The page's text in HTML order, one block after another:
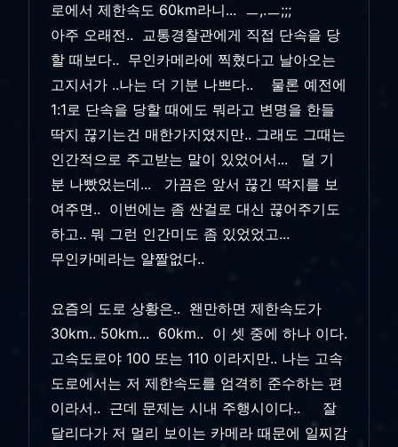
로에서 제한속도 60km라니... ㅡ,.ㅡ;;;
아주 오래전.. 교통경찰관에게 직접 단속을 당
할 때보다.. 무인카메라에 찍혔다고 날아오는
고지서가 ..나는 더 기분 나쁘다.. 물론 예전에
1:1로 단속을 당할 때에도 뭐라고 변명을 한들
딱지 끊기는건 매한가지였지만.. 그래도 그때는
인간적으로 주고받는 말이 있었어서... 덜 기
분 나빴었는데... 가끔은 앞서 끊긴 딱지를 보
여주면.. 이번에는 좀 싼걸로 대신 끊어주기도
하고.. 뭐 그런 인간미도 좀 있었었고...
무인카메라는 얄짤없다..
요즘의 도로 상황은.. 왠만하면 제한속도가
30km.. 50km... 60km.. 이 셋 중에 하나 이다.
고속도로야 100 또는 110 이라지만.. 나는 고속
도로에서는 저 제한속도를 엄격히 준수하는 편
이라서.. 근데 문제는 시내 주행시이다.. 잘
달리다가 저 멀리 보이는 카메라 때문에 일찌감